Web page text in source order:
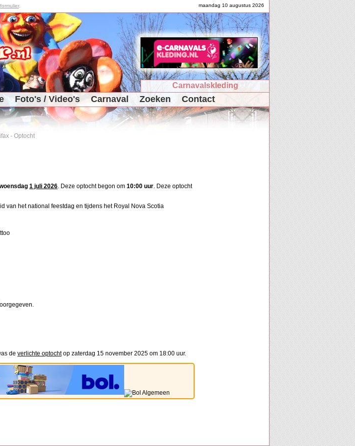
maandag 10 augustus 2026
formulier.
Carnavalskleding
Foto's / Video's Carnaval Zoeken Contact
- Optocht
1 juli 2026. Deze optocht begon om 10:00 uur. Deze optocht
van het national feestdag en tijdens het Royal Nova Scotia
de verlichte optochtop zaterdag 15 november 2025 om 18:00 uur.